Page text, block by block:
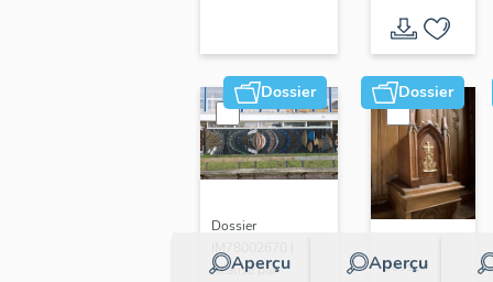
Dossier
Aperçu
Dossier
IM78002670 |
Réalisé par
Dossier
Aperçu
Dossier